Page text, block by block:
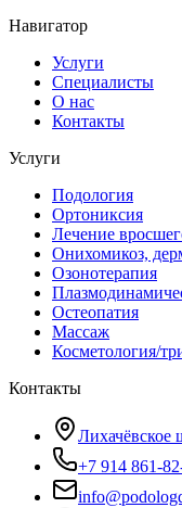
Навигатор
Услуги
Специалисты
О нас
Контакты
Услуги
Подология
Ортониксия
Лечение
Онихомикоз,
Озонотерапия
Остеопатия
Массаж
Косметология/
Контакты
Лихачёвское
+7 914 861-